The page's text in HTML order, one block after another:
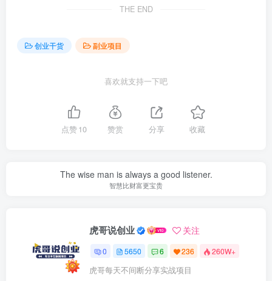
THE END
创业干货 副业项目
喜欢就支持一下吧
点赞10 赞赏 分享 收藏
The wise man is always a good listener.
智慧比财富更宝贵
虎哥说创业 关注
0 5650 6 236 260W+
虎哥每天不间断分享实战项目